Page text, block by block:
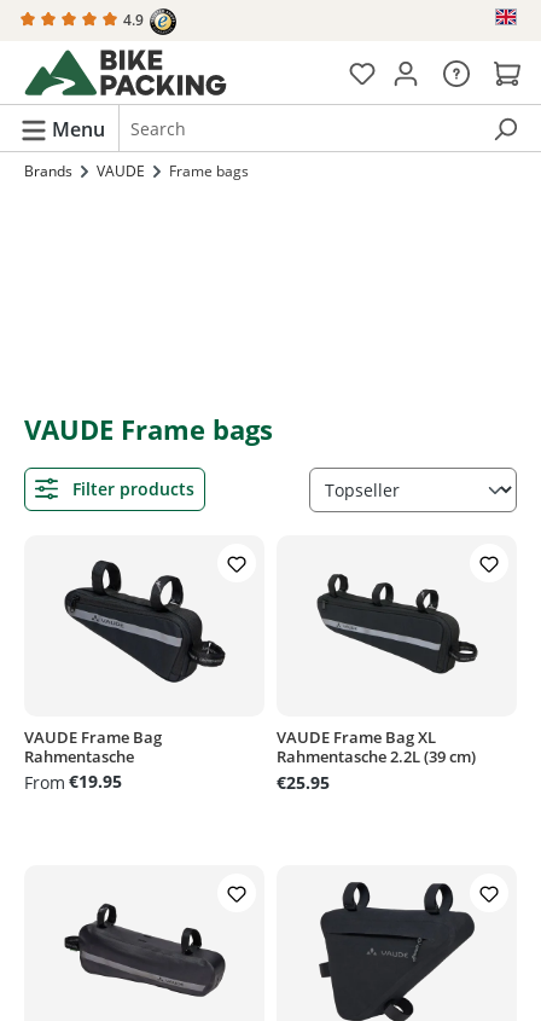
content 4.9
Menu
Brands VAUDE Frame bags
VAUDE Frame bags
Filter products
VAUDE Frame Bag
Rahmentasche
From €19.95
VAUDE Frame Bag XL
Rahmentasche 2.2L (39 cm)
€25.95